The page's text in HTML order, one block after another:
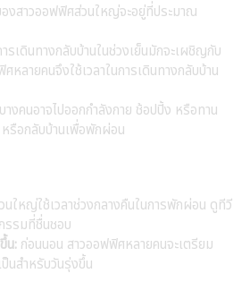
องสาวออฟฟิศส่วนใหญ่จะอยู่ที่ประมาณ
รเดินทางกลับบ้านในช่วงเย็นมักจะเผชิญกับ
ลายคนจึงใช้เวลาในการเดินทางกลับบ้าน
บางคนอาจไปออกกำลังกาย ช้อปปิ้ง หรือทาน
รือกลับบ้านเพื่อพักผ่อน
ใหญ่ใช้เวลาช่วงกลางคืนในการพักผ่อน ดูทีวี
รรมที่ชื่นชอบ
น: ก่อนนอน สาวออฟฟิศหลายคนจะเตรียม
นสำหรับวันรุ่งขึ้น